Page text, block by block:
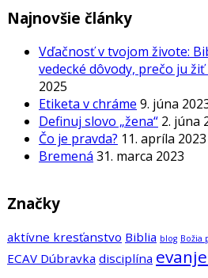
Najnovšie články
Vďačnosť v tvojom živote:
vedecké dôvody, prečo ju žiť
2025
Etiketa v chráme 9. júna
Definuj slovo „žena“ 2. júna
Čo je pravda? 11. apríla 2023
Bremená 31. marca 2023
Značky
aktívne kresťanstvo Biblia blog Božia
ECAV Dúbravka disciplína